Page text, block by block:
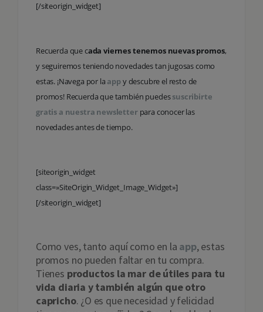
[/siteorigin_widget]
Recuerda que cada viernes tenemos nuevas promos,
y seguiremos teniendo novedades tan jugosas como
estas. ¡Navega por la appy descubre el resto de
promos! Recuerda que también puedessuscribirte
gratis a nuestra newsletterpara conocer las
novedades antes de tiempo.
[siteorigin_widget
class=»SiteOrigin_Widget_Image_Widget»]
[/siteorigin_widget]
Como ves, tanto aquí como en la app, estas
promos no pueden faltar en tu compra.
Tienes productos la mar de útiles para tu
vida diaria y también algún que otro
capricho. ¿O es que necesidad y felicidad